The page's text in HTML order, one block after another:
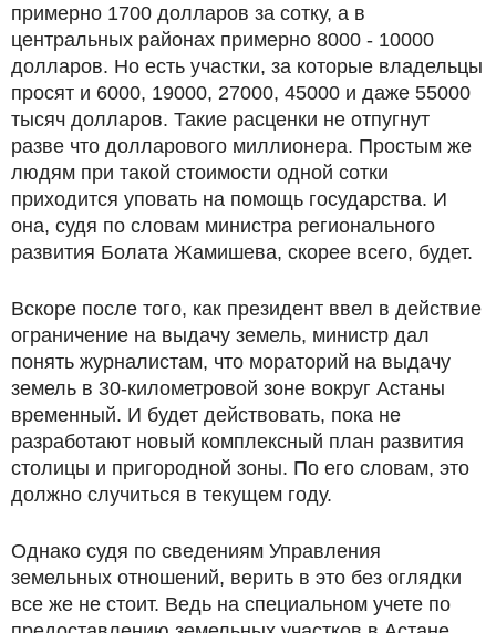
примерно 1700 долларов за сотку, а в
центральных районах примерно 8000 ‑ 10000
долларов. Но есть участки, за которые владельцы
просят и 6000, 19000, 27000, 45000 и даже 55000
тысяч долларов. Такие расценки не отпугнут
разве что долларового миллионера. Простым же
людям при такой стоимости одной сотки
приходится уповать на помощь государства. И
она, судя по словам министра регионального
развития Болата Жамишева, скорее всего, будет.
Вскоре после того, как президент ввел в действие
ограничение на выдачу земель, министр дал
понять журналистам, что мораторий на выдачу
земель в 30-километровой зоне вокруг Астаны
временный. И будет действовать, пока не
разработают новый комплексный план развития
столицы и пригородной зоны. По его словам, это
должно случиться в текущем году.
Однако судя по сведениям Управления
земельных отношений, верить в это без оглядки
все же не стоит. Ведь на специальном учете по